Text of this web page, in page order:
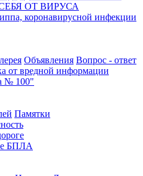
ОТ ВИРУСА
коронавирусной инфекции
Объявления Вопрос - ответ
от вредной информации
№ 100"
Памятки
БПЛА